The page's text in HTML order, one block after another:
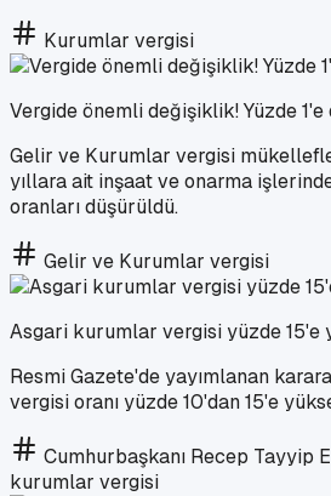
Kurumlar vergisi
Vergide önemli değişiklik! Yüzde
Gelir ve Kurumlar vergisi
yıllara ait inşaat ve onarma
oranları düşürüldü.
Gelir ve Kurumlar vergisi
Asgari kurumlar vergisi yüzde 15'e
Resmi Gazete'de yayımlanan
vergisi oranı yüzde 10'dan 15'e
Cumhurbaşkanı Recep Tayyip
kurumlar vergisi